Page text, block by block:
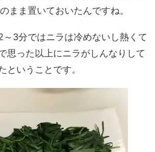
まま置いておいたんですね。
3分ではニラは冷めないし熱くて
思った以上にニラがしんなりして
ということです。